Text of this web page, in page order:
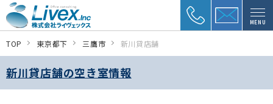
MENU
TOP 東京都下 三鷹市 新川貸店舗
新川貸店舗の空き室情報